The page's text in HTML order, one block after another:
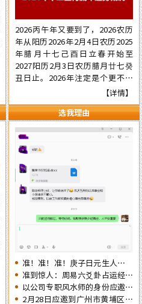
2026丙午年又要到了，2026农历
年从阳历2026年2月4日农历2025
年腊月十七己酉日立春开始至
2027阳历2月3日农历腊月廿七癸
丑日止。2026年注定是个更不平
常的流年，本年国际形势会更加动
荡混乱复杂，国内派系斗争逼害严
重，经济更加混乱，行业拢断更加
白热化，民营企业压力已至顶端悬
崖之上。有更多的民营企业被洗牌
面临关闭，两极化更加明显。但不
管怎样，各人有各自的命，十二生
肖生人因命局的不同，运势也各有
不同。为使自己在新的一年里能够
趋吉避凶行好运，有必要先知先
觉，提前了解一下2026年十二生
肖的流年运势情况为未来的一年提
前布局，争取更大的成就……
【详情】
选我理由
准！准！准！庚子日元生人丙午
流年的运势判断实例
准到惊人：周易六爻卦占运经典
案例分享
以公司专职风水师的身份应邀出
席《星橙网络科技公司》成立5
2月28日应邀到广州市黄埔区为